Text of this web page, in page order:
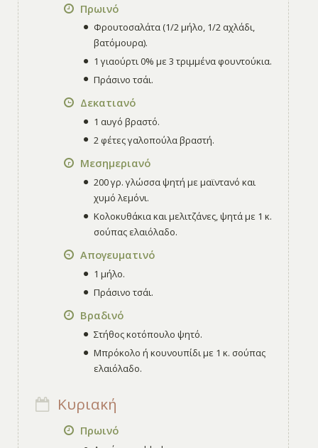
Πρωινό
Φρουτοσαλάτα (1/2 μήλο, 1/2 αχλάδι,
βατόμουρα).
1 γιαούρτι 0% με 3 τριμμένα φουντούκια.
Πράσινο τσάι.
Δεκατιανό
1 αυγό βραστό.
2 φέτες γαλοπούλα βραστή.
Μεσημεριανό
200 γρ. γλώσσα ψητή με μαϊντανό και
χυμό λεμόνι.
Κολοκυθάκια και μελιτζάνες, ψητά με 1 κ.
σούπας ελαιόλαδο.
Απογευματινό
1 μήλο.
Πράσινο τσάι.
Βραδινό
Στήθος κοτόπουλο ψητό.
Μπρόκολο ή κουνουπίδι με 1 κ. σούπας
ελαιόλαδο.
Κυριακή
Πρωινό